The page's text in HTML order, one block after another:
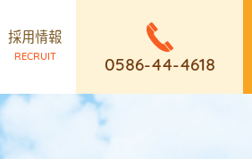
0586-44-4618
採用情報
RECRUIT